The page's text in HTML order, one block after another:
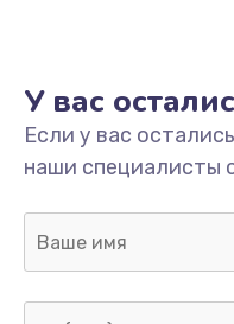
У вас
Если у вас
наши специалисты